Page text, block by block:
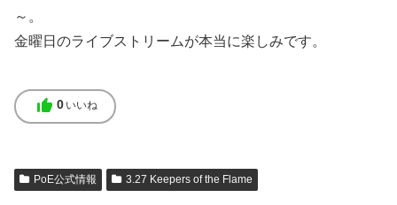
～。
金曜日のライブストリームが本当に楽しみです。
thumb_up 0 いいね
PoE公式情報 3.27 Keepers of the Flame